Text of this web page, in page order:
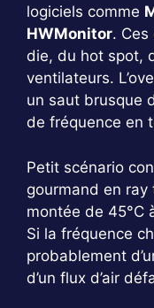
logiciels comme
HWMonitor.
die, du hot spot,
ventilateurs.
un saut brusque
de fréquence en
Petit scénario
gourmand en ray
montée de 45°C
Si la fréquence
probablement
d’un flux d’air